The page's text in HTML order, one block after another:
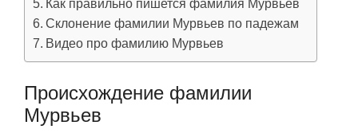
Склонение фамилии Мурвьев по падежам
Видео про фамилию Мурвьев
Происхождение фамилии
Мурвьев